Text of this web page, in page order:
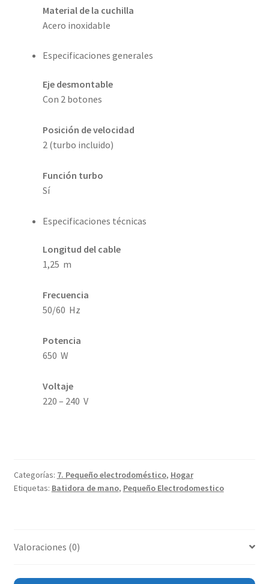
Material de la cuchilla
Acero inoxidable
Especificaciones generales
Eje desmontable
Con 2 botones
Posición de velocidad
2 (turbo incluido)
Función turbo
Sí
Especificaciones técnicas
Longitud del cable
1,25 m
Frecuencia
50/60 Hz
Potencia
650 W
Voltaje
220 – 240 V
Categorías: 7. Pequeño electrodoméstico, Hogar
Etiquetas: Batidora de mano, Pequeño Electrodomestico
Valoraciones (0)